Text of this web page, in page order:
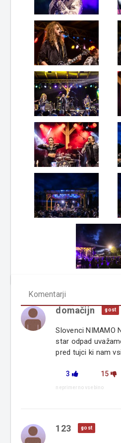
Komentarji
domačijn gost
Slovenci NIMAMO
star odpad
pred tujci ki nam
3 15
neprimerno vsebino
123 gost